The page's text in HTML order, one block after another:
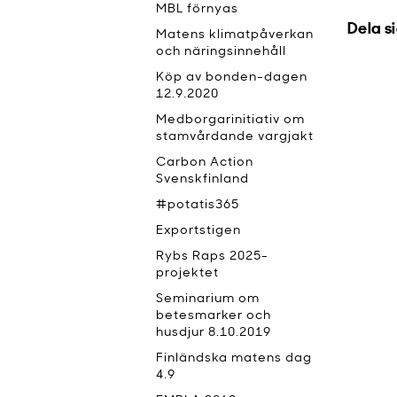
Dela
MBL förnyas
Matens klimatpåverkan
och näringsinnehåll
Köp av bonden-dagen
12.9.2020
Medborgarinitiativ om
stamvårdande vargjakt
Carbon Action
Svenskfinland
#potatis365
Exportstigen
Rybs Raps 2025-
projektet
Seminarium om
betesmarker och
husdjur 8.10.2019
Finländska matens dag
4.9